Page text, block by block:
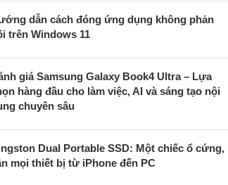
dẫn cách đóng ứng dụng không phản
trên Windows 11
giá Samsung Galaxy Book4 Ultra – Lựa
hàng đầu cho làm việc, AI và sáng tạo nội
chuyên sâu
Dual Portable SSD: Một chiếc ổ cứng,
mọi thiết bị từ iPhone đến PC